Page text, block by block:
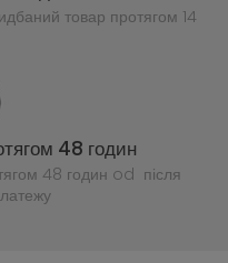
товар протягом 14
48 годин
48 годин od після